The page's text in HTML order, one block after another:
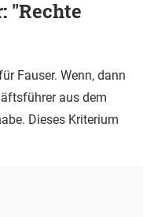
"Rechte
Fauser. Wenn, dann
aus dem
Dieses Kriterium